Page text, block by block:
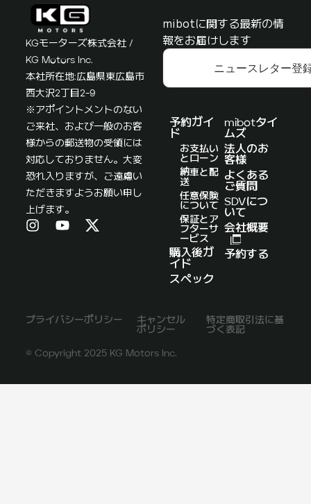
KGモーターズ株式会社 /
KG Motors Inc.
本社所在地:広島県東広島市
西大沢2丁目2-9
※アポイントメントのない
ご来社、および一般のお客
様からの郵送物の受領には
対応しておりません。大変
恐れ入りますが、ご遠慮い
ただきますようお願い申し
上げます。
mibotに関する最新の情
報をお届けします
ニュースレター登
予約ガイ
ド
お支払い
とローン
納車と配
送
任意保険
について
保証とア
フターサ
ービス
購入後ガ
イド
スペック
mibotタイ
ムズ
法人のお
客様
よくある
ご質問
SDVにつ
いて
会社概要
予約する
プライバシーポリシー
キャンセル
ポリシー
特定商取引法に基
づく表記
© Copyright 2025 KG Motors Inc.